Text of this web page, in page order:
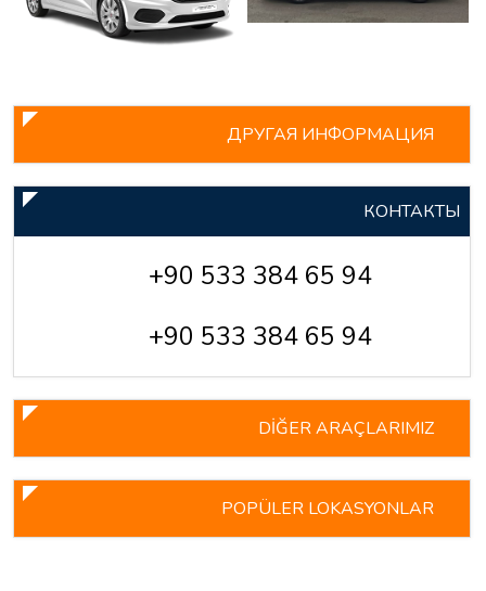
ДРУГАЯ ИНФОРМАЦИЯ
КОНТАКТЫ
+90 533 384 65 94
+90 533 384 65 94
DİĞER ARAÇLARIMIZ
POPÜLER LOKASYONLAR